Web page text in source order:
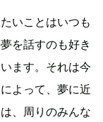
いことはいつも
を話すのも好き
ます。それは今
よって、夢に近
、周りのみんな